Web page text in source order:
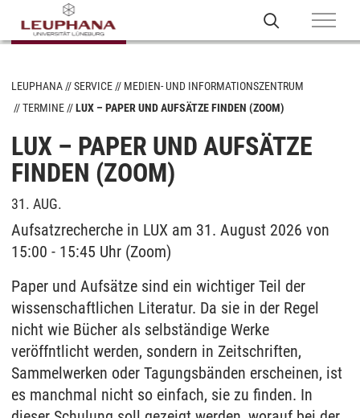
LEUPHANA SERVICE
MEDIEN- UND INFORMATIONSZENTRUM
TERMINE
LUX – PAPER UND AUFSÄTZE FINDEN (ZOOM)
LUX – PAPER UND AUFSÄTZE
FINDEN (ZOOM)
31. AUG.
Aufsatzrecherche in LUX am 31. August 2026 von
15:00 - 15:45 Uhr (Zoom)
Paper und Aufsätze sind ein wichtiger Teil der
wissenschaftlichen Literatur. Da sie in der Regel
nicht wie Bücher als selbständige Werke
veröffntlicht werden, sondern in Zeitschriften,
Sammelwerken oder Tagungsbänden erscheinen, ist
es manchmal nicht so einfach, sie zu finden. In